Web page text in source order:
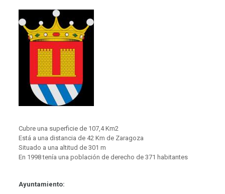
Cubre una superficie de 107,4 Km2
Está a una distancia de 42 Km de Zaragoza
Situado a una altitud de 301 m
En 1998 tenía una población de derecho de 371 habitantes
Ayuntamiento: